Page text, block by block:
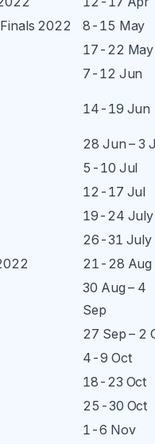
2022 8-15 May
17-22 May
7-12 Jun
14-19 Jun
28 Jun – 3
5-10 Jul
12-17 Jul
19-24 July
26-31 July
21-28 Aug
30 Aug – 4
Sep
27 Sep – 2
4-9 Oct
18-23 Oct
25-30 Oct
1-6 Nov